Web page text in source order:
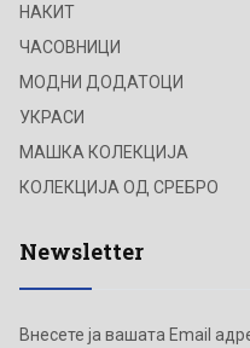
НАКИТ
ЧАСОВНИЦИ
МОДНИ ДОДАТОЦИ
УКРАСИ
МАШКА КОЛЕКЦИЈА
КОЛЕКЦИЈА ОД СРЕБРО
Newsletter
Внесете ја вашата Email